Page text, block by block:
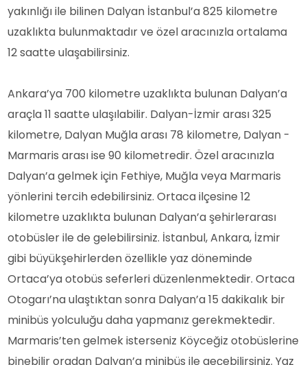
yakınlığı ile bilinen Dalyan İstanbul’a 825 kilometre
uzaklıkta bulunmaktadır ve özel aracınızla ortalama
12 saatte ulaşabilirsiniz.
Ankara’ya 700 kilometre uzaklıkta bulunan Dalyan’a
araçla 11 saatte ulaşılabilir. Dalyan-İzmir arası 325
kilometre, Dalyan Muğla arası 78 kilometre, Dalyan -
Marmaris arası ise 90 kilometredir. Özel aracınızla
Dalyan’a gelmek için Fethiye, Muğla veya Marmaris
yönlerini tercih edebilirsiniz. Ortaca ilçesine 12
kilometre uzaklıkta bulunan Dalyan’a şehirlerarası
otobüsler ile de gelebilirsiniz. İstanbul, Ankara, İzmir
gibi büyükşehirlerden özellikle yaz döneminde
Ortaca’ya otobüs seferleri düzenlenmektedir. Ortaca
Otogarı’na ulaştıktan sonra Dalyan’a 15 dakikalık bir
minibüs yolculuğu daha yapmanız gerekmektedir.
Marmaris’ten gelmek isterseniz Köyceğiz otobüslerine
binebilir oradan Dalyan’a minibüs ile geçebilirsiniz. Yaz